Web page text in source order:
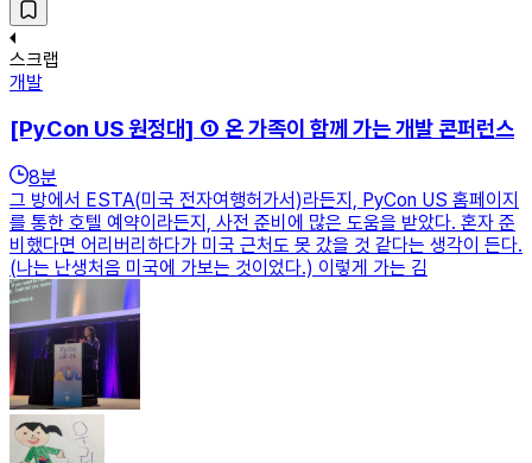
스크랩
개발
[PyCon US 원정대] ① 온 가족이 함께 가는 개발 콘퍼런스
8분
그 방에서 ESTA(미국 전자여행허가서)라든지, PyCon US 홈페이지
를 통한 호텔 예약이라든지, 사전 준비에 많은 도움을 받았다. 혼자 준
비했다면 어리버리하다가 미국 근처도 못 갔을 것 같다는 생각이 든다.
(나는 난생처음 미국에 가보는 것이었다.) 이렇게 가는 김